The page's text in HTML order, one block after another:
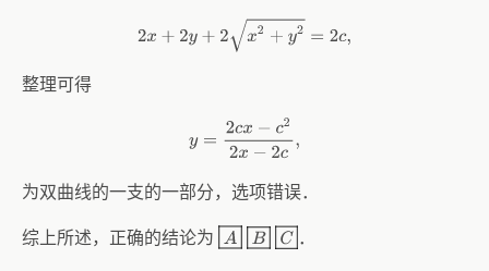
2 y+ x2+y2=2c,
整理可得
x−c2 2x −2c
为双曲线的一支的一部分，选项错误．
综上所述，正确的结论为 C ．